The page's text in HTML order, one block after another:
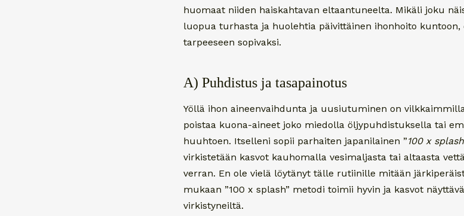
huomaat niiden haiskahtavan eltaantuneelta. Mikäli joku
luopua turhasta ja huolehtia päivittäinen ihonhoito kuntoon,
tarpeeseen sopivaksi.
A) Puhdistus ja tasapainotus
Yöllä ihon aineenvaihdunta ja uusiutuminen on
poistaa kuona-aineet joko miedolla öljypuhdistuksella tai
huuhtoen. Itselleni sopii parhaiten japanilainen ”100 x splash
virkistetään kasvot kauhomalla vesimaljasta tai altaasta
verran. En ole vielä löytänyt tälle rutiinille mitään
mukaan ”100 x splash” metodi toimii hyvin ja kasvot
virkistyneiltä.